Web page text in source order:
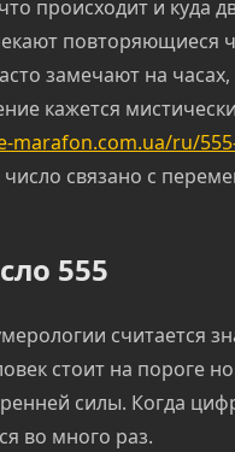
происходит и куда
повторяющиеся
замечают на
кажется
marafon.com.ua/ru/
число связано с
555
считается
стоит на пороге
силы. Когда
во много раз.